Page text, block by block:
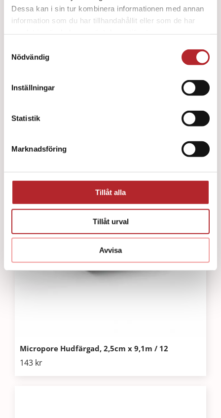
Dessa kan i sin tur kombinera informationen med annan
information som du har tillhandahållit eller som de har
Nödvändig
Inställningar
Statistik
Marknadsföring
Tillåt alla
Tillåt urval
Avvisa
Micropore Vit med hållare 5,0cm x 9,1m / 6
191kr
Micropore Hudfärgad, 2,5cm x 9,1m / 12
143 kr